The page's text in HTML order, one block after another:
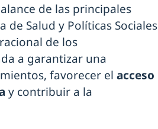
de las principales
de Salud y Políticas Sociales
de los
a garantizar una
favorecer el acceso
y contribuir a la